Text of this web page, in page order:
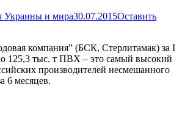
Украины и мира30.07.2015Оставить
компания” (БСК, Стерлитамак) за I
125,3 тыс. т ПВХ – это самый высокий
производителей несмешанного
6 месяцев.